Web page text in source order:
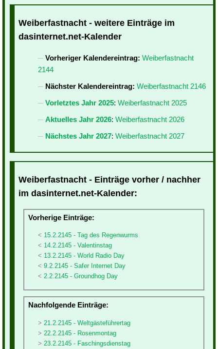
Weiberfastnacht - weitere Einträge im
dasinternet.net-Kalender
Vorheriger Kalendereintrag: Weiberfastnacht
2144
Nächster Kalendereintrag: Weiberfastnacht 2146
Vorletztes Jahr 2025: Weiberfastnacht 2025
Aktuelles Jahr 2026: Weiberfastnacht 2026
Nächstes Jahr 2027: Weiberfastnacht 2027
Weiberfastnacht - Einträge vorher / nachher
im dasinternet.net-Kalender:
Vorherige Einträge:
15.2.2145 - Tag des Regenwurms
14.2.2145 - Valentinstag
13.2.2145 - World Radio Day
9.2.2145 - Safer Internet Day
2.2.2145 - Groundhog Day
Nachfolgende Einträge:
21.2.2145 - Weltgästeführertag
22.2.2145 - Rosenmontag
23.2.2145 - Faschingsdienstag